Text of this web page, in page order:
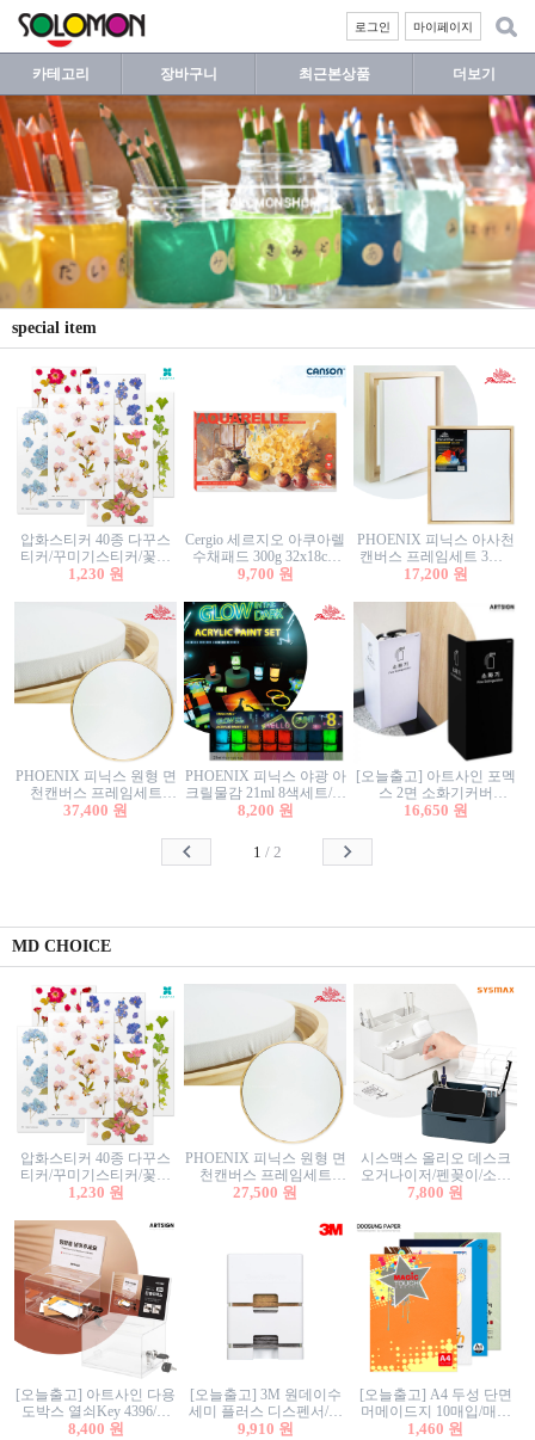
마이페이지
로그인
카테고리 장바구니 최근본상품 더보기
special item
압화스티커 40종 다꾸스
티커/꾸미기스티커/꽃스
티커/압화꽃책갈피/팬시
1,230 원
Cergio 세르지오 아쿠아렐
수채패드 300g 32x18cm
12매 1면제본
9,700 원
PHOENIX 피닉스 아사천
캔버스 프레임세트 3호F
27.3x22cm 캔버스와 올림
17,200 원
PHOENIX 피닉스 원형 면
천캔버스 프레임세트
40cm/원형캔버스/플로팅
37,400 원
PHOENIX 피닉스 야광 아
크릴물감 21ml 8색세트/야
광물감
8,200 원
[오늘출고] 아트사인 포멕
스 2면 소화기커버
1470/1471/소화기커버/소
함/소화기거치대/소화기
16,650 원
1 / 2
MD CHOICE
압화스티커 40종 다꾸스
티커/꾸미기스티커/꽃스
티커/압화꽃책갈피/팬시
1,230 원
PHOENIX 피닉스 원형 면
천캔버스 프레임세트
30cm/원형캔버스/플로팅
27,500 원
시스맥스 올리오 데스크
오거나이저/펜꽂이/소품
꽂이/소품함/정리함/수납
7,800 원
[오늘출고] 아트사인 다용
도박스 열쇠Key 4396/투
표함/건의함/모금함/응모
8,400 원
[오늘출고] 3M 원데이수
세미 플러스 디스펜서/소
프트수세미5매+강력수세
9,910 원
[오늘출고] A4 두성 단면
머메이드지 10매입/매직
터치/색지/색상지/색복사
1,460 원